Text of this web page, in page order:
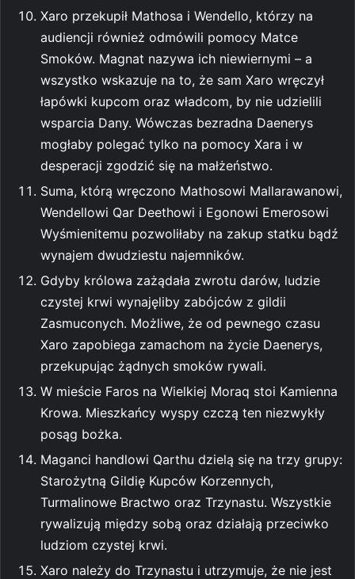
Xaro przekupił Mathosa i Wendello, którzy na
audiencji również odmówili pomocy Matce
Smoków. Magnat nazywa ich niewiernymi – a
wszystko wskazuje na to, że sam Xaro wręczył
łapówki kupcom oraz władcom, by nie udzielili
wsparcia Dany. Wówczas bezradna Daenerys
mogłaby polegać tylko na pomocy Xara i w
desperacji zgodzić się na małżeństwo.
Suma, którą wręczono Mathosowi Mallarawanowi,
Wendellowi Qar Deethowi i Egonowi Emerosowi
Wyśmienitemu pozwoliłaby na zakup statku bądź
wynajem dwudziestu najemników.
Gdyby królowa zażądała zwrotu darów, ludzie
czystej krwi wynajęliby zabójców z gildii
Zasmuconych. Możliwe, że od pewnego czasu
Xaro zapobiega zamachom na życie Daenerys,
przekupując żądnych smoków rywali.
W mieście Faros na Wielkiej Moraq stoi Kamienna
Krowa. Mieszkańcy wyspy czczą ten niezwykły
posąg bożka.
Maganci handlowi Qarthu dzielą się na trzy grupy:
Starożytną Gildię Kupców Korzennych,
Turmalinowe Bractwo oraz Trzynastu. Wszystkie
rywalizują między sobą oraz działają przeciwko
ludziom czystej krwi.
Xaro należy do Trzynastu i utrzymuje, że nie jest